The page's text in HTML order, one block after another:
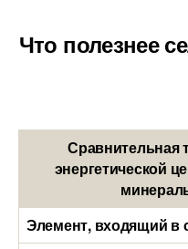
Что полезнее
Сравнительная
энергетической
Элемент, входящий в